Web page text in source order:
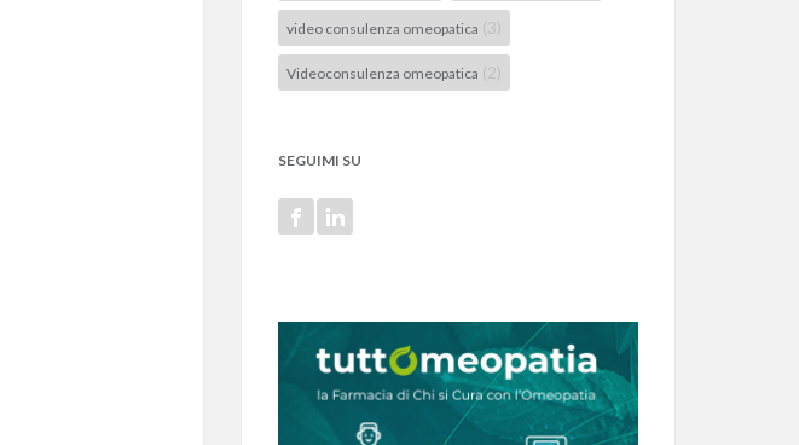
video consulenza omeopatica (3)
Videoconsulenza omeopatica (2)
SEGUIMI SU